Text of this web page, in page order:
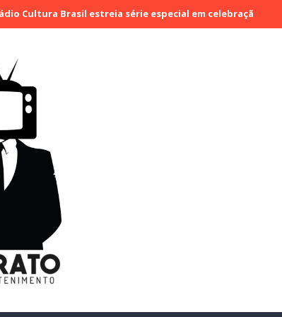
estreia série especial em celebração ao mês da